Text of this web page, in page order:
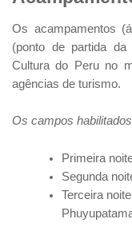
Os acampamentos
(ponto de partida
Cultura do Peru no
agências de turismo.
Os campos
Primeira
Segunda
Terceira